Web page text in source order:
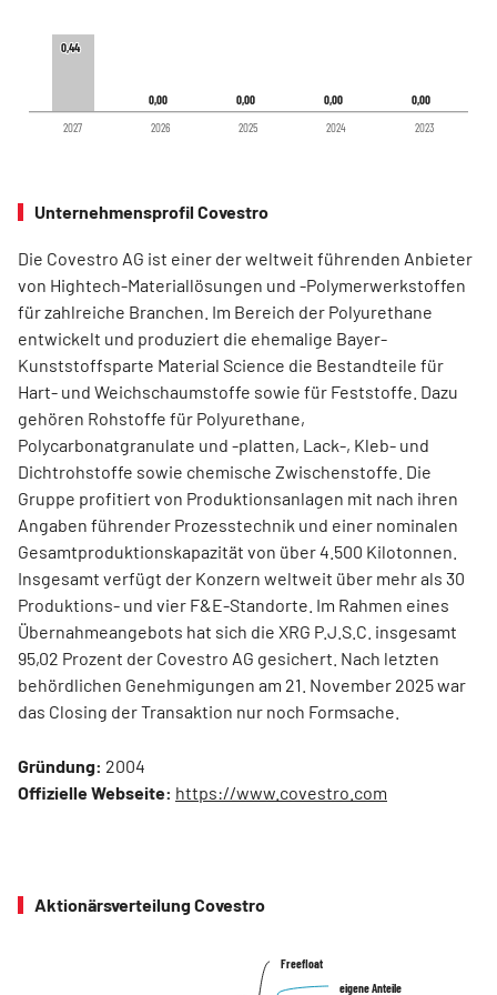
0,44
0,44
0,00
0,00 0,00
0,00 0,00
0,00 0,00
0,00
2027 2026 2025 2024 2023
Unternehmensprofil Covestro
Die Covestro AG ist einer der weltweit führenden Anbieter
von Hightech-Materiallösungen und -Polymerwerkstoffen
für zahlreiche Branchen. Im Bereich der Polyurethane
entwickelt und produziert die ehemalige Bayer-
Kunststoffsparte Material Science die Bestandteile für
Hart- und Weichschaumstoffe sowie für Feststoffe. Dazu
gehören Rohstoffe für Polyurethane,
Polycarbonatgranulate und -platten, Lack-, Kleb- und
Dichtrohstoffe sowie chemische Zwischenstoffe. Die
Gruppe profitiert von Produktionsanlagen mit nach ihren
Angaben führender Prozesstechnik und einer nominalen
Gesamtproduktionskapazität von über 4.500 Kilotonnen.
Insgesamt verfügt der Konzern weltweit über mehr als 30
Produktions- und vier F&E-Standorte. Im Rahmen eines
Übernahmeangebots hat sich die XRG P.J.S.C. insgesamt
95,02 Prozent der Covestro AG gesichert. Nach letzten
behördlichen Genehmigungen am 21. November 2025 war
das Closing der Transaktion nur noch Formsache.
Gründung: 2004
Offizielle Webseite: https://www.covestro.com
Aktionärsverteilung Covestro
Freefloat
Freefloat
eigene Anteile
eigene Anteile